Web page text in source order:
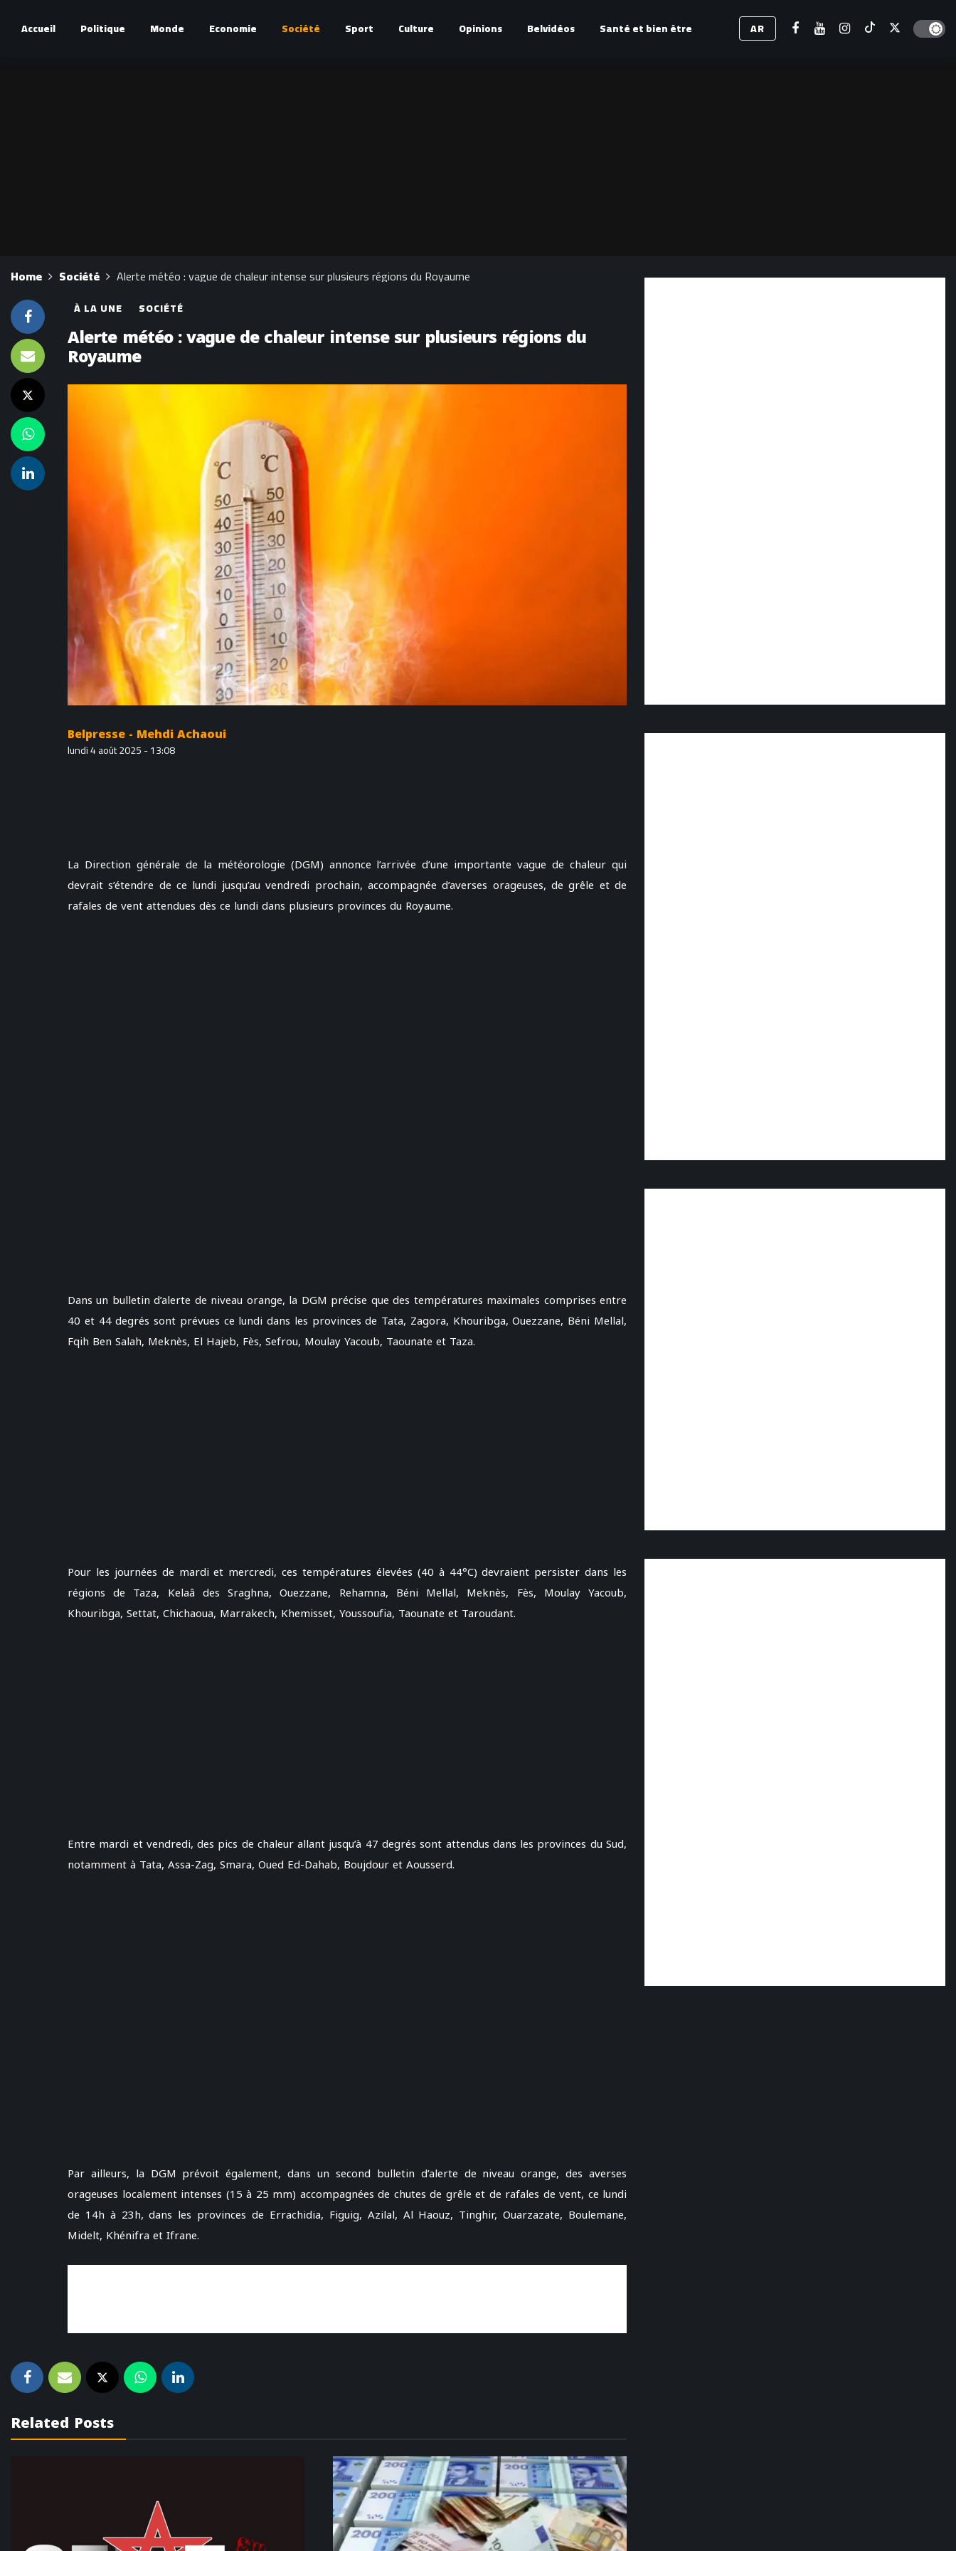
Accueil Politique Monde Economie Société Sport Culture Opinions Belvidéos Santé et bien être AR Dark
Home Société Alerte météo : vague de chaleur intense sur plusieurs régions du Royaume
À LA UNE SOCIÉTÉ
Alerte météo : vague de chaleur intense sur plusieurs régions du
Royaume
Belpresse - Mehdi Achaoui
lundi 4 août 2025 - 13:08
La Direction générale de la météorologie (DGM) annonce l’arrivée d’une importante vague de chaleur qui
devrait s’étendre de ce lundi jusqu’au vendredi prochain, accompagnée d’averses orageuses, de grêle et de
rafales de vent attendues dès ce lundi dans plusieurs provinces du Royaume.
Dans un bulletin d’alerte de niveau orange, la DGM précise que des températures maximales comprises entre
40 et 44 degrés sont prévues ce lundi dans les provinces de Tata, Zagora, Khouribga, Ouezzane, Béni Mellal,
Fqih Ben Salah, Meknès, El Hajeb, Fès, Sefrou, Moulay Yacoub, Taounate et Taza.
Pour les journées de mardi et mercredi, ces températures élevées (40 à 44°C) devraient persister dans les
régions de Taza, Kelaâ des Sraghna, Ouezzane, Rehamna, Béni Mellal, Meknès, Fès, Moulay Yacoub,
Khouribga, Settat, Chichaoua, Marrakech, Khemisset, Youssoufia, Taounate et Taroudant.
Entre mardi et vendredi, des pics de chaleur allant jusqu’à 47 degrés sont attendus dans les provinces du Sud,
notamment à Tata, Assa-Zag, Smara, Oued Ed-Dahab, Boujdour et Aousserd.
Par ailleurs, la DGM prévoit également, dans un second bulletin d’alerte de niveau orange, des averses
orageuses localement intenses (15 à 25 mm) accompagnées de chutes de grêle et de rafales de vent, ce lundi
de 14h à 23h, dans les provinces de Errachidia, Figuig, Azilal, Al Haouz, Tinghir, Ouarzazate, Boulemane,
Midelt, Khénifra et Ifrane.
Related Posts